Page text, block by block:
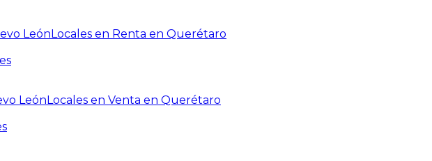
LeónLocales en Renta en Querétaro
LeónLocales en Venta en Querétaro